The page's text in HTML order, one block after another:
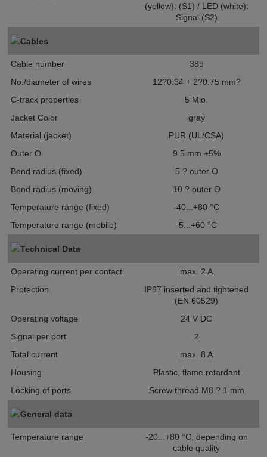
(yellow): (S1) / LED (white):
Signal (S2)
Cables
Cable number
389
No./diameter of wires
12?0.34 + 2?0.75 mm?
C-track properties
5 Mio.
Jacket Color
gray
Material (jacket)
PUR (UL/CSA)
Outer O
9.5 mm ±5%
Bend radius (fixed)
5 ? outer O
Bend radius (moving)
10 ? outer O
Temperature range (fixed)
-40...+80 °C
Temperature range (mobile)
-5...+60 °C
Technical Data
Operating current per contact
max. 2 A
Protection
IP67 inserted and tightened
(EN 60529)
Operating voltage
24 V DC
Signal per port
2
Total current
max. 8 A
Housing
Plastic, flame retardant
Locking of ports
Screw thread M8 ? 1 mm
General data
Temperature range
-20...+80 °C, depending on
cable quality